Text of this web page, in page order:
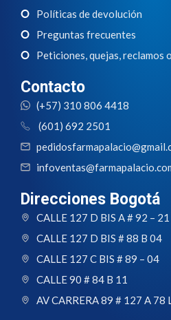
Políticas de devolución
Preguntas frecuentes
Peticiones, quejas, reclamos
Contacto
(+57) 310 806 4418
(601) 692 2501
Direcciones Bogotá
CALLE 127 D BIS A # 92 – 21
CALLE 127 D BIS # 88 B 04
CALLE 127 C BIS # 89 – 04
CALLE 90 # 84 B 11
AV CARRERA 89 # 127 A 78